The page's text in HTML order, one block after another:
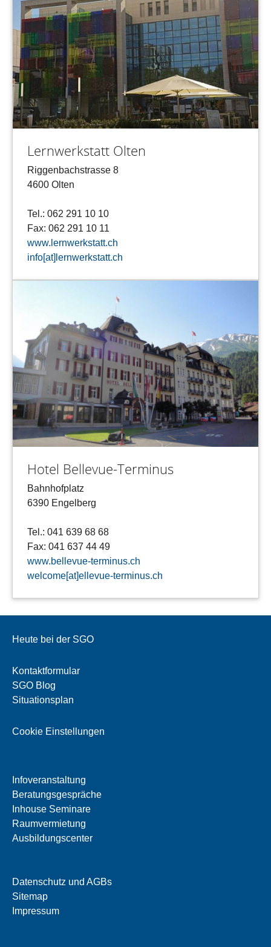
Lernwerkstatt Olten
Riggenbachstrasse 8
4600 Olten
Tel.: 062 291 10 10
Fax: 062 291 10 11
www.lernwerkstatt.ch
info[at]lernwerkstatt.ch
Hotel Bellevue-Terminus
Bahnhofplatz
6390 Engelberg
Tel.: 041 639 68 68
Fax: 041 637 44 49
www.bellevue-terminus.ch
welcome[at]ellevue-terminus.ch
Heute bei der SGO
Kontaktformular
SGO Blog
Situationsplan
Cookie Einstellungen
Infoveranstaltung
Beratungsgespräche
Inhouse Seminare
Raumvermietung
Ausbildungscenter
Datenschutz und AGBs
Sitemap
Impressum